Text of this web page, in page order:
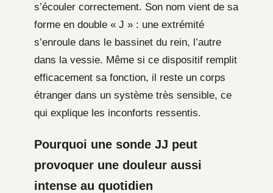
s’écouler correctement. Son nom vient de sa
forme en double « J » : une extrémité
s’enroule dans le bassinet du rein, l’autre
dans la vessie. Même si ce dispositif remplit
efficacement sa fonction, il reste un corps
étranger dans un système très sensible, ce
qui explique les inconforts ressentis.
Pourquoi une sonde JJ peut
provoquer une douleur aussi
intense au quotidien